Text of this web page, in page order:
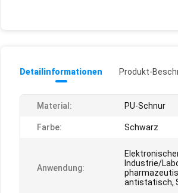
Detailinformationen Produkt-
Material: PU-Schnur
Farbe: Schwarz
Anwendung:
Industrie/
antistatisch,